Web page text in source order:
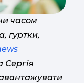
часом
гуртки,
Сергія